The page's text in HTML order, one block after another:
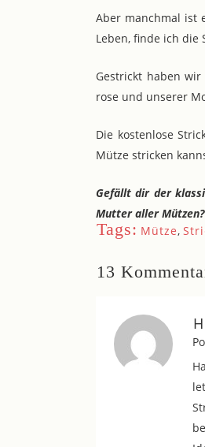
Aber manchmal ist
Leben, finde ich die
Gestrickt haben
rose und unserer
Die kostenlose
Mütze stricken
Gefällt dir der
Mutter aller Mützen?
Tags: Mütze,
13